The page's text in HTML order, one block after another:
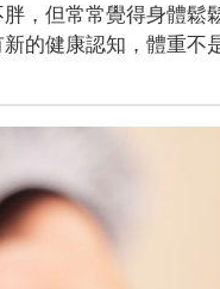
，但常常覺得身體鬆
的健康認知，體重不